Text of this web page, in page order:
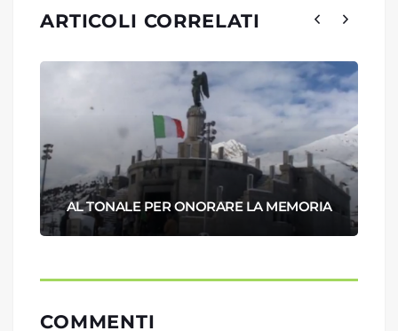
ARTICOLI CORRELATI
AL TONALE PER ONORARE LA MEMORIA
COMMENTI